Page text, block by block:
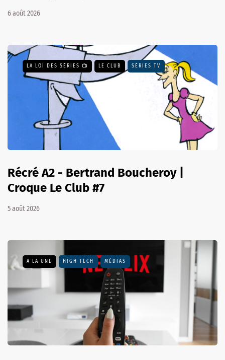
6 août 2026
LA LOI DES SÉRIES 📺 LE CLUB SÉRIES TV
Récré A2 - Bertrand Boucheroy |
Croque Le Club #7
5 août 2026
A LA UNE HIGH TECH MÉDIAS